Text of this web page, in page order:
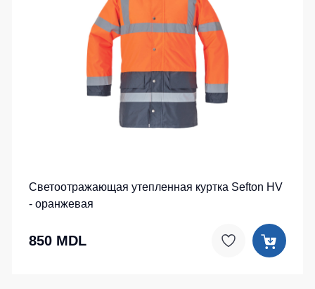
Светоотражающая утепленная куртка Sefton HV
- оранжевая
850 MDL